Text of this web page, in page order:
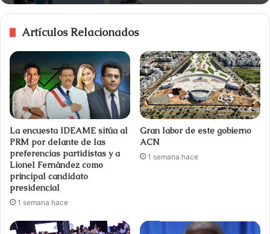
Artículos Relacionados
La encuesta IDEAME sitúa al
PRM por delante de las
preferencias partidistas y a
Lionel Fernández como
principal candidato
presidencial
1 semana hace
Gran labor de este gobierno
ACN
1 semana hace